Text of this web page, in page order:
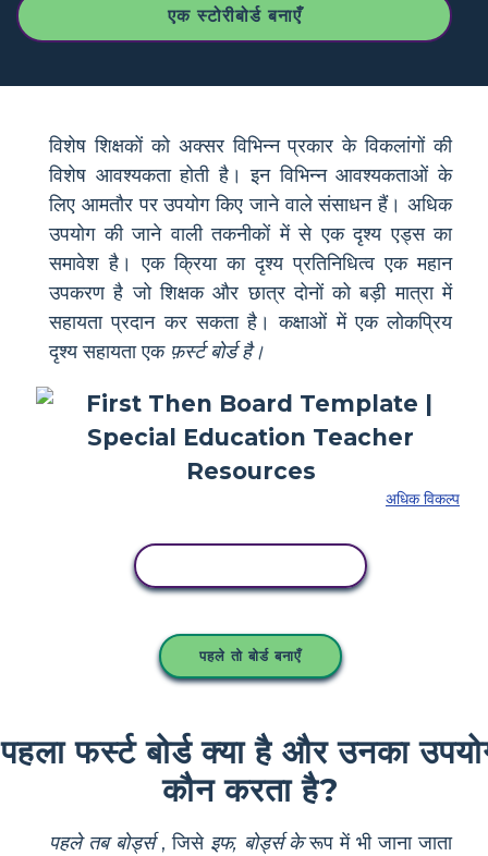
एक स्टोरीबोर्ड बनाएँ
विशेष शिक्षकों को अक्सर विभिन्न प्रकार के विकलांगों की
विशेष आवश्यकता होती है। इन विभिन्न आवश्यकताओं के
लिए आमतौर पर उपयोग किए जाने वाले संसाधन हैं। अधिक
उपयोग की जाने वाली तकनीकों में से एक दृश्य एड्स का
समावेश है। एक क्रिया का दृश्य प्रतिनिधित्व एक महान
उपकरण है जो शिक्षक और छात्र दोनों को बड़ी मात्रा में
सहायता प्रदान कर सकता है। कक्षाओं में एक लोकप्रिय
दृश्य सहायता एक फ़र्स्ट बोर्ड है।
अधिक विकल्प
पहले तो बोर्ड बनाएँ
पहला फर्स्ट बोर्ड क्या है और उनका
कौन करता है?
पहले तब बोर्ड्स, जिसे इफ, बोर्ड्स केरूप में भी जाना जाता